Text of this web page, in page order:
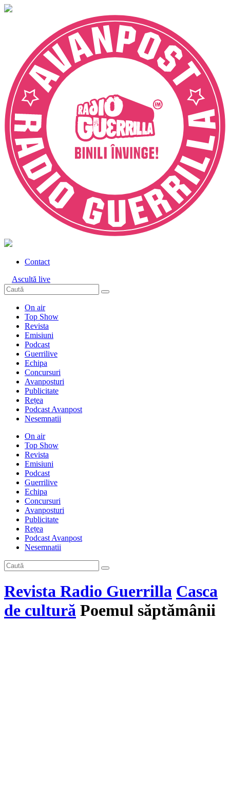
Contact
Ascultă live
On air
Top Show
Revista
Emisiuni
Podcast
Guerrilive
Echipa
Concursuri
Avanposturi
Publicitate
Rețea
Podcast Avanpost
Nesemnatii
On air
Top Show
Revista
Emisiuni
Podcast
Guerrilive
Echipa
Concursuri
Avanposturi
Publicitate
Rețea
Podcast Avanpost
Nesemnatii
Revista Radio Guerrilla Casca
de cultură Poemul săptămânii